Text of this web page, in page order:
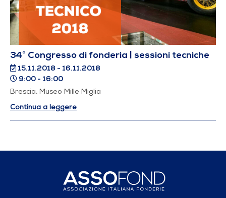
34° Congresso di fonderia | sessioni tecniche
15.11.2018 - 16.11.2018
9:00 - 16:00
Brescia, Museo Mille Miglia
Continua a leggere